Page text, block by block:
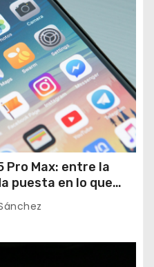
Pro Max: entre la
puesta en lo que